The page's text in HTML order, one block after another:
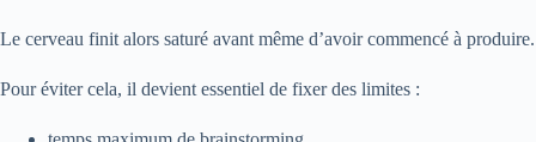
Le cerveau finit alors saturé avant même d’avoir commencé à produire.
Pour éviter cela, il devient essentiel de fixer des limites :